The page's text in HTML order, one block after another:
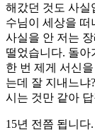
해갔던 것도 사실
수님이 세상을 떠
사실을 안 저는
떨었습니다. 돌아
한 번 제게 서신
는데 잘 지내느냐
시는 것만 같아
15년 전쯤 됩니